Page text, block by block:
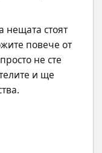
нещата стоят
повече от
не сте
и ще